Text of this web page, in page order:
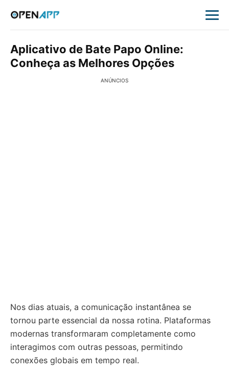
Aplicativo de Bate Papo Online:
Conheça as Melhores Opções
ANÚNCIOS
Nos dias atuais, a comunicação instantânea se
tornou parte essencial da nossa rotina. Plataformas
modernas transformaram completamente como
interagimos com outras pessoas, permitindo
conexões globais em tempo real.